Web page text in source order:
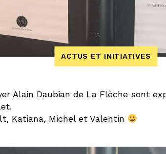
ACTUS ET INITIATIVES
Alain Daubian de La Flèche sont
Katiana, Michel et Valentin